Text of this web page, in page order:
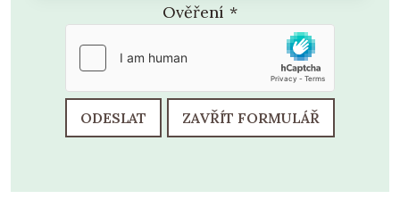
Ověření *
ODESLAT ZAVŘÍT FORMULÁŘ